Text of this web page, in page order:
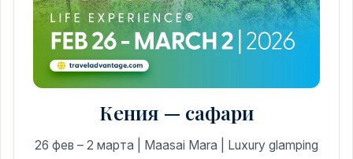
Кения — сафари
26 фев – 2 марта | Maasai Mara | Luxury glamping